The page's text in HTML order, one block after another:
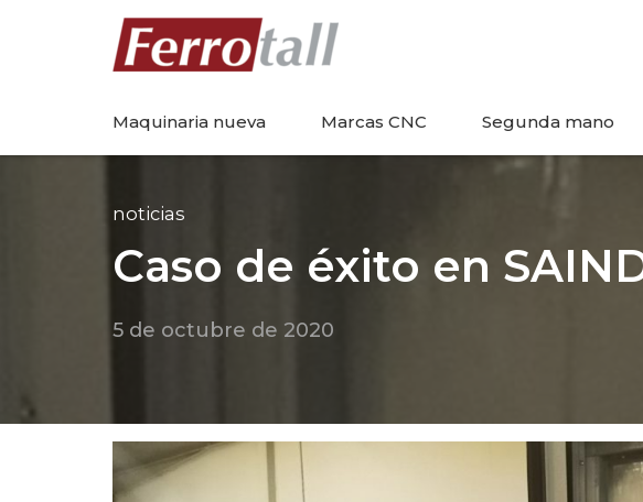
Maquinaria nueva Marcas CNC Segunda mano
noticias
Caso de éxito en
5 de octubre de 2020